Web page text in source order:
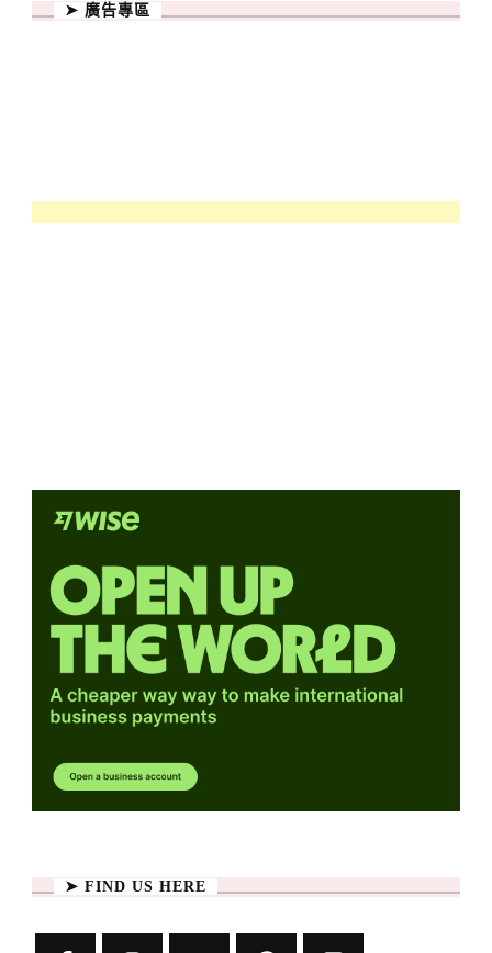
➤ 廣告專區
➤ FIND US HERE